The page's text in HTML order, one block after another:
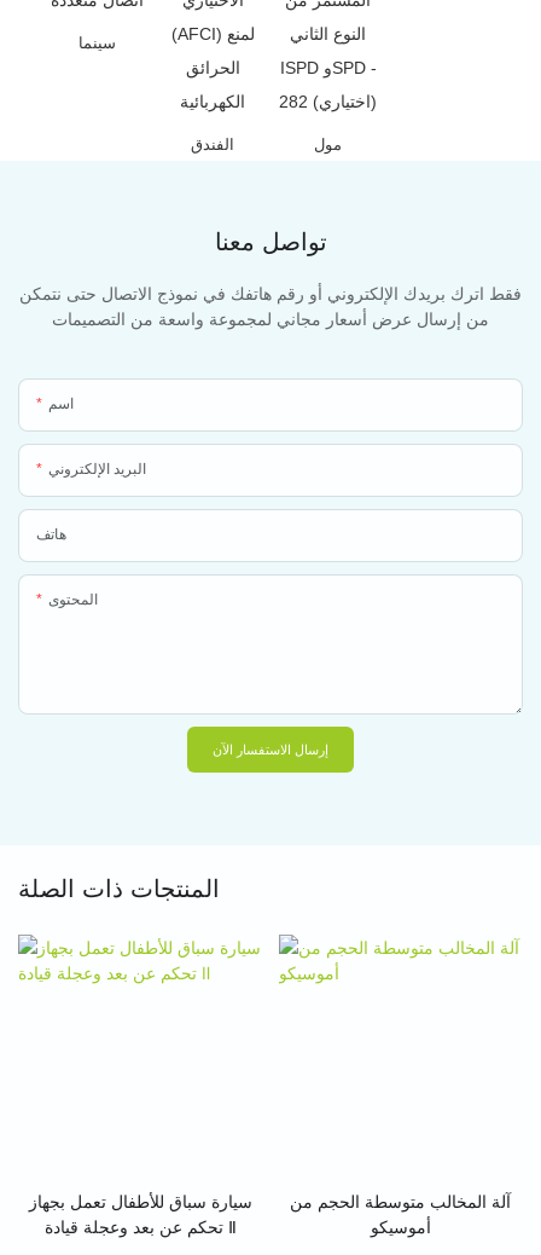
سينما
الفندق مول
تواصل معنا
فقط اترك بريدك الإلكتروني أو رقم هاتفك في نموذج الاتصال حتى نتمكن
من إرسال عرض أسعار مجاني لمجموعة واسعة من التصميمات
اسم
البريد الإلكتروني
هاتف
المحتوى
إرسال الاستفسار الآن
المنتجات ذات الصلة
سيارة سباق للأطفال تعمل بجهاز
تحكم عن بعد وعجلة قيادة Ⅱ
آلة المخالب متوسطة الحجم من
أموسيكو